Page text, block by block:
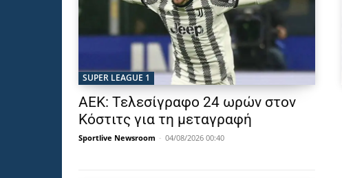
SUPER LEAGUE 1
ΑΕΚ: Τελεσίγραφο 24 ωρών στον
Κόστιτς για τη μεταγραφή
Sportlive Newsroom - 04/08/2026 00:40